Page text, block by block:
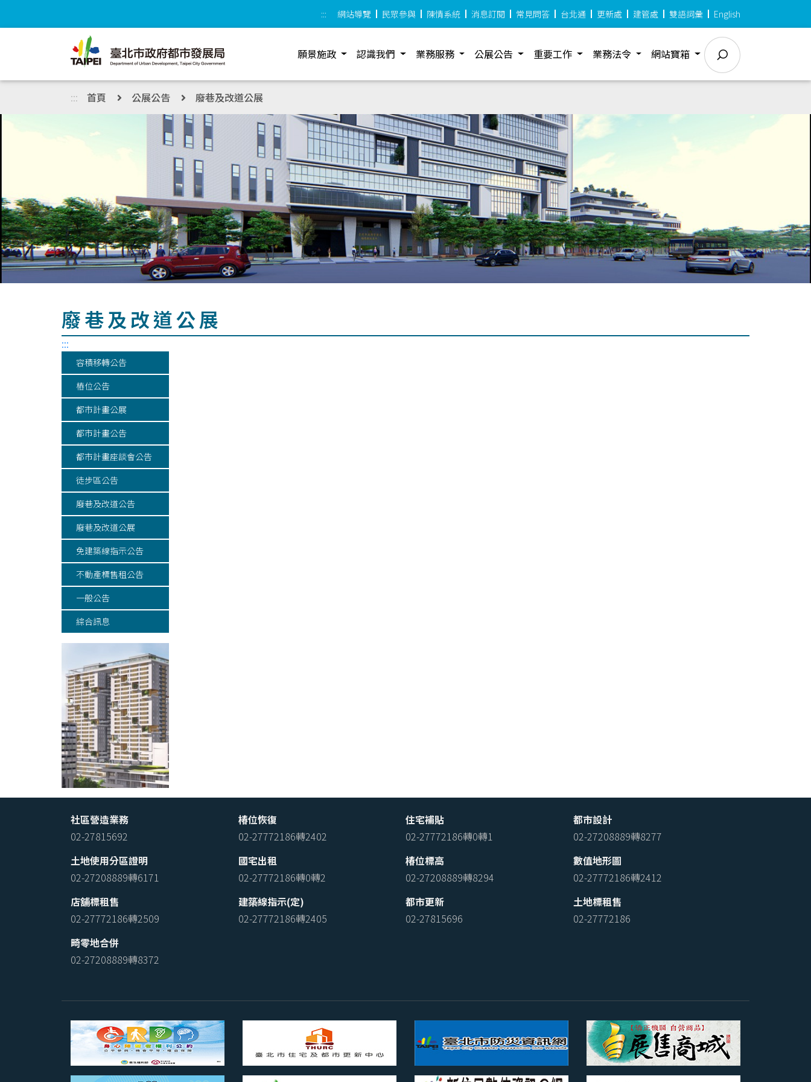
::: 網站導覽 民眾參與 陳情系統 消息訂閱 常見問答 台北通 更新處 建管處 雙語詞彙 English
願景施政 認識我們 業務服務 公展公告 重要工作 業務法令 網站寶箱
::: 首頁 公展公告 廢巷及改道公展
廢巷及改道公展
:::
容積移轉公告
樁位公告
都市計畫公展
都市計畫公告
都市計畫座談會公告
徒步區公告
廢巷及改道公告
廢巷及改道公展
免建築線指示公告
不動產標售租公告
一般公告
綜合訊息
社區營造業務
02-27815692
椿位恢復
02-27772186轉2402
住宅補貼
02-27772186轉0轉1
都市設計
02-27208889轉8277
土地使用分區證明
02-27208889轉6171
國宅出租
02-27772186轉0轉2
椿位標高
02-27208889轉8294
數值地形圖
02-27772186轉2412
店舖標租售
02-27772186轉2509
建築線指示(定)
02-27772186轉2405
都市更新
02-27815696
土地標租售
02-27772186
畸零地合併
02-27208889轉8372